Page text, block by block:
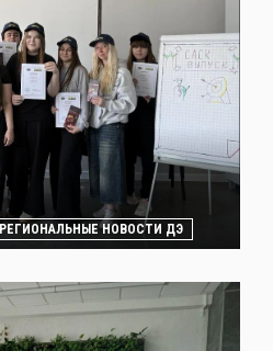
РЕГИОНАЛЬНЫЕ НОВОСТИ ДЭ